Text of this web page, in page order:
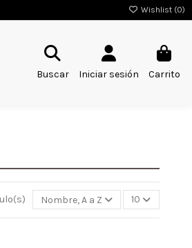
Wishlist (0)
Buscar Iniciar sesión Carrito
Nombre, A a Z 10